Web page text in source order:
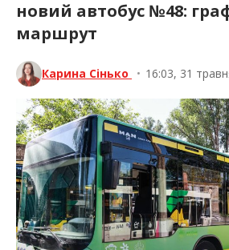
новий автобус №48:
маршрут
Карина Сінько • 16:03, 31